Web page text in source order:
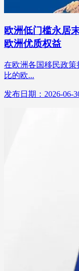
欧洲低门槛永居
欧洲优质权益
在欧洲各国移民政
比的欧...
发布日期：2026-06-